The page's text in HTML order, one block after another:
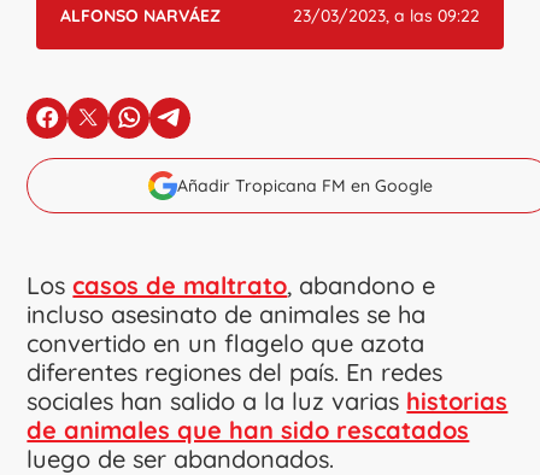
ALFONSO NARVÁEZ 23/03/2023, a las 09:22
en Facebook
en Xen Whatsapp
en Telegram
Añadir Tropicana FM en Google
Loscasos de maltrato, abandono e
incluso asesinato de animales se ha
convertido en un flagelo que azota
diferentes regiones del país. En redes
sociales han salido a la luz varias historias
de animales que han sido rescatados
luego de ser abandonados.